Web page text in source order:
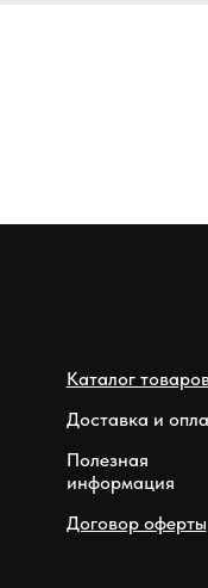
Каталог
Доставка и
Полезная
информация
Договор оферты